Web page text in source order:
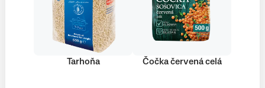
Tarhoňa Čočka červená celá